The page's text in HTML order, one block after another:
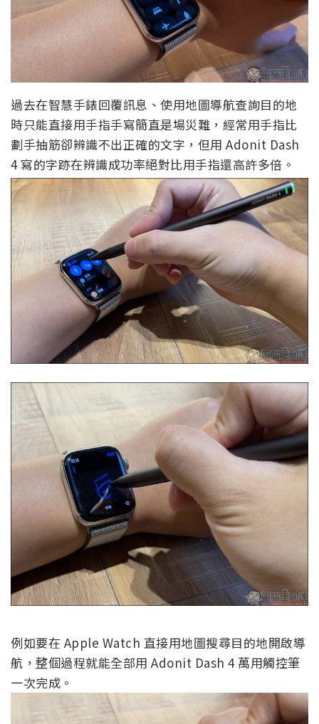
過去在智慧手錶回覆訊息、使用地圖導航查詢目的地
時只能直接用手指手寫簡直是場災難，經常用手指比
劃手抽筋卻辨識不出正確的文字，但用 Adonit Dash
4 寫的字跡在辨識成功率絕對比用手指還高許多倍。
例如要在 Apple Watch 直接用地圖搜尋目的地開啟導
航，整個過程就能全部用 Adonit Dash 4 萬用觸控筆
一次完成。